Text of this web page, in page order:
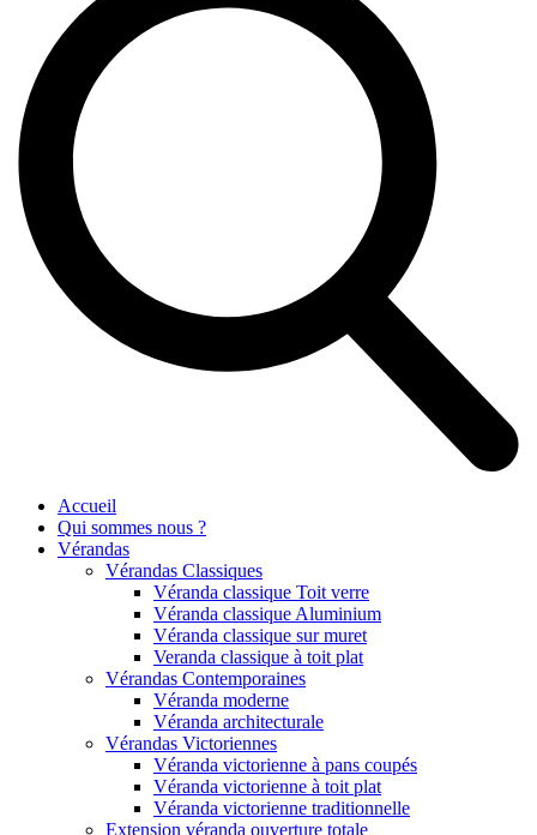
Accueil
Qui sommes nous ?
Vérandas
Vérandas Classiques
Véranda classique Toit verre
Véranda classique Aluminium
Véranda classique sur muret
Veranda classique à toit plat
Vérandas Contemporaines
Véranda moderne
Véranda architecturale
Vérandas Victoriennes
Véranda victorienne à pans coupés
Véranda victorienne à toit plat
Véranda victorienne traditionnelle
Extension véranda ouverture totale